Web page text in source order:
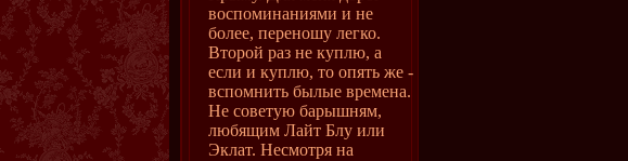
воспоминаниями и не
более, переношу легко.
Второй раз не куплю, а
если и куплю, то опять же -
вспомнить былые времена.
Не советую барышням,
любящим Лайт Блу или
Эклат. Несмотря на